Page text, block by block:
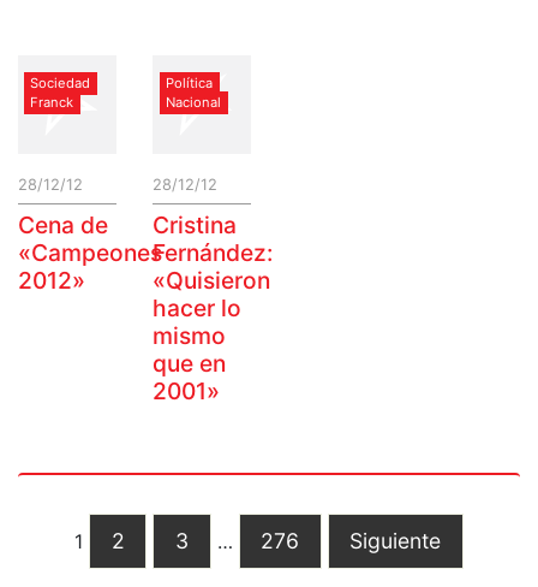
Sociedad
Franck
28/12/12
Cena de
«Campeones
2012»
Política
Nacional
28/12/12
Cristina
Fernández:
«Quisieron
hacer lo
mismo
que en
2001»
1 2 3 … 276 Siguiente